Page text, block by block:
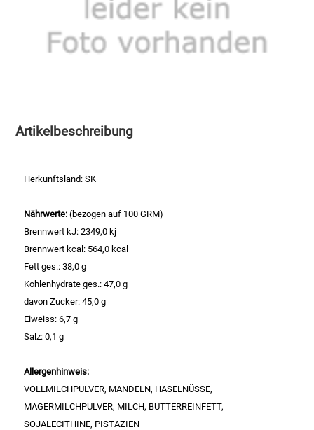
Convenience Obst & Gemüse
Einwegartikel / Trinkhalme
Eistee
Fertiggerichte trocken
Artikelbeschreibung
Herkunftsland: SK
Nährwerte:(bezogen auf 100 GRM)
Brennwert kJ: 2349,0 kj
Brennwert kcal: 564,0 kcal
Fett ges.: 38,0 g
Kohlenhydrate ges.: 47,0 g
davon Zucker: 45,0 g
Eiweiss: 6,7 g
Salz: 0,1 g
Allergenhinweis:
VOLLMILCHPULVER, MANDELN, HASELNÜSSE,
MAGERMILCHPULVER, MILCH, BUTTERREINFETT,
SOJALECITHINE, PISTAZIEN